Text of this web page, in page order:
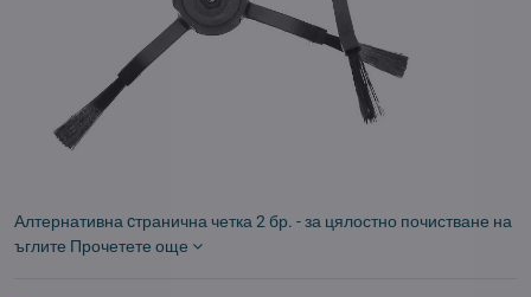
Алтернативна cтранична четка 2 бр. - за цялостно почистване на
ъглите Прочетете още